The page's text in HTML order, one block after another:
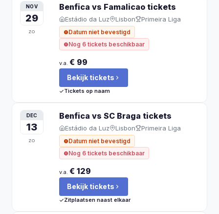
NOV
29
zo
Benfica vs Famalicao tickets
Estádio da Luz Lisbon Primeira Liga
Datum niet bevestigd
Nog 6 tickets beschikbaar
v.a. € 99
Bekijk tickets
Tickets op naam
DEC
13
zo
Benfica vs SC Braga tickets
Estádio da Luz Lisbon Primeira Liga
Datum niet bevestigd
Nog 6 tickets beschikbaar
v.a. € 129
Bekijk tickets
Zitplaatsen naast elkaar